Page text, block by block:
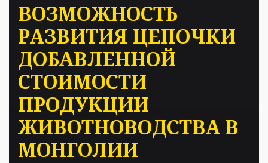
ВОЗМОЖНОСТЬ
РАЗВИТИЯ ЦЕПОЧКИ
ДОБАВЛЕННОЙ
СТОИМОСТИ
ПРОДУКЦИИ
ЖИВОТНОВОДСТВА В
МОНГОЛИИ